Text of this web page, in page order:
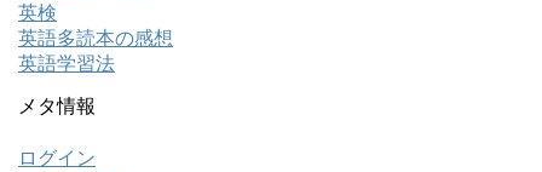
英検
英語多読本の感想
英語学習法
メタ情報
ログイン